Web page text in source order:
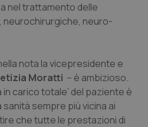
di Bolzano
nel trattamento delle
neuro-
nota la vicepresidente e
Moratti – è ambizioso.
in carico totale’ del paziente è
sempre più vicina ai
che tutte le prestazioni di